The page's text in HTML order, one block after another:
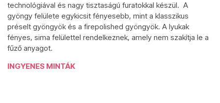
technológiával és nagy tisztaságú furatokkal készül. A
gyöngy felülete egykicsit fényesebb, mint a klasszikus
préselt gyöngyök és a firepolished gyöngyök. A lyukak
fényes, sima felülettel rendelkeznek, amely nem szakítja le a
fűző anyagot.
INGYENES MINTÁK